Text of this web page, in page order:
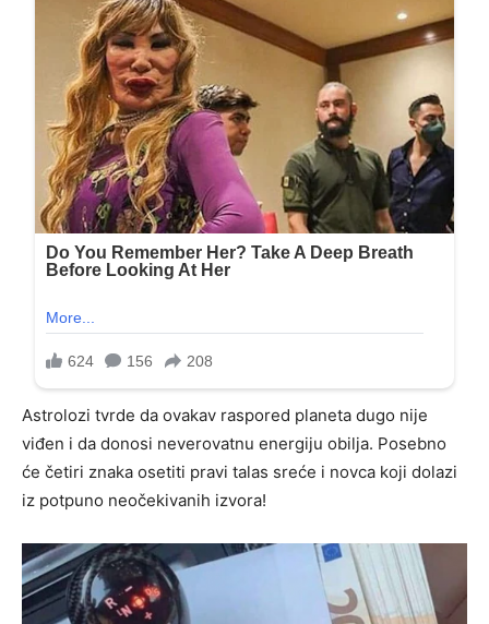
Astrolozi tvrde da ovakav raspored planeta dugo nije
viđen i da donosi neverovatnu energiju obilja. Posebno
će četiri znaka osetiti pravi talas sreće i novca koji dolazi
iz potpuno neočekivanih izvora!